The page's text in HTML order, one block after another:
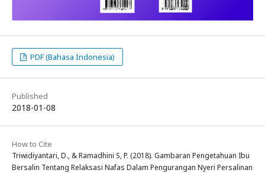
PDF (Bahasa Indonesia)
Published
2018-01-08
How to Cite
Triwidiyantari, D., & Ramadhini S, P. (2018). Gambaran Pengetahuan Ibu
Bersalin Tentang Relaksasi Nafas Dalam Pengurangan Nyeri Persalinan